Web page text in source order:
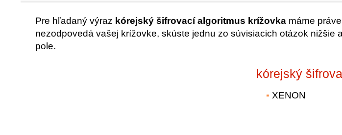
Pre hľadaný výraz kórejský šifrovací algoritmus krížovka máme
nezodpovedá vašej krížovke, skúste jednu zo súvisiacich otázok nižšie
pole.
kórejský
XENON